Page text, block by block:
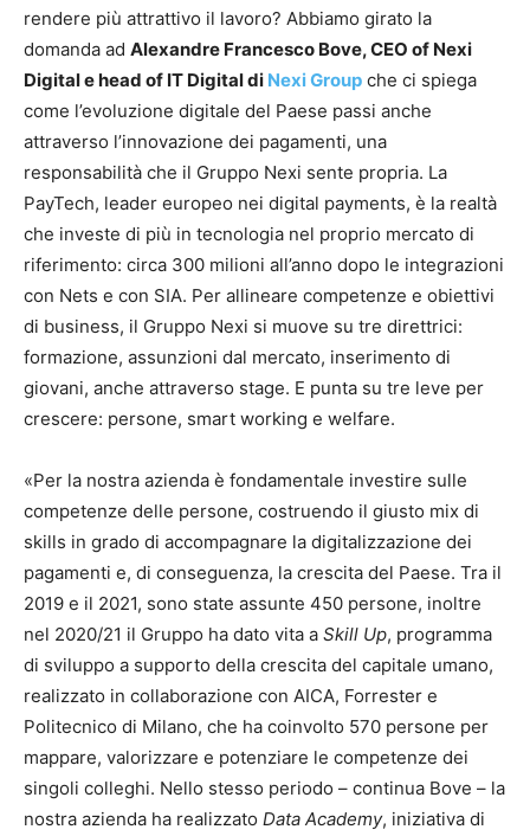
rendere più attrattivo il lavoro? Abbiamo girato la
domanda ad Alexandre Francesco Bove, CEO of Nexi
Digital e head of IT Digital di Nexi Group che ci spiega
come l’evoluzione digitale del Paese passi anche
attraverso l’innovazione dei pagamenti, una
responsabilità che il Gruppo Nexi sente propria. La
PayTech, leader europeo nei digital payments, è la realtà
che investe di più in tecnologia nel proprio mercato di
riferimento: circa 300 milioni all’anno dopo le integrazioni
con Nets e con SIA. Per allineare competenze e obiettivi
di business, il Gruppo Nexi si muove su tre direttrici:
formazione, assunzioni dal mercato, inserimento di
giovani, anche attraverso stage. E punta su tre leve per
crescere: persone, smart working e welfare.
«Per la nostra azienda è fondamentale investire sulle
competenze delle persone, costruendo il giusto mix di
skills in grado di accompagnare la digitalizzazione dei
pagamenti e, di conseguenza, la crescita del Paese. Tra il
2019 e il 2021, sono state assunte 450 persone, inoltre
nel 2020/21 il Gruppo ha dato vita a Skill Up, programma
di sviluppo a supporto della crescita del capitale umano,
realizzato in collaborazione con AICA, Forrester e
Politecnico di Milano, che ha coinvolto 570 persone per
mappare, valorizzare e potenziare le competenze dei
singoli colleghi. Nello stesso periodo – continua Bove – la
nostra azienda ha realizzato Data Academy, iniziativa di